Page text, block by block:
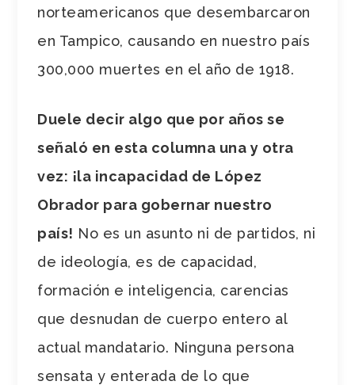
norteamericanos que desembarcaron
en Tampico, causando en nuestro país
300,000 muertes en el año de 1918.
Duele decir algo que por años se
señaló en esta columna una y otra
vez: ¡la incapacidad de López
Obrador para gobernar nuestro
país! No es un asunto ni de partidos, ni
de ideología, es de capacidad,
formación e inteligencia, carencias
que desnudan de cuerpo entero al
actual mandatario. Ninguna persona
sensata y enterada de lo que